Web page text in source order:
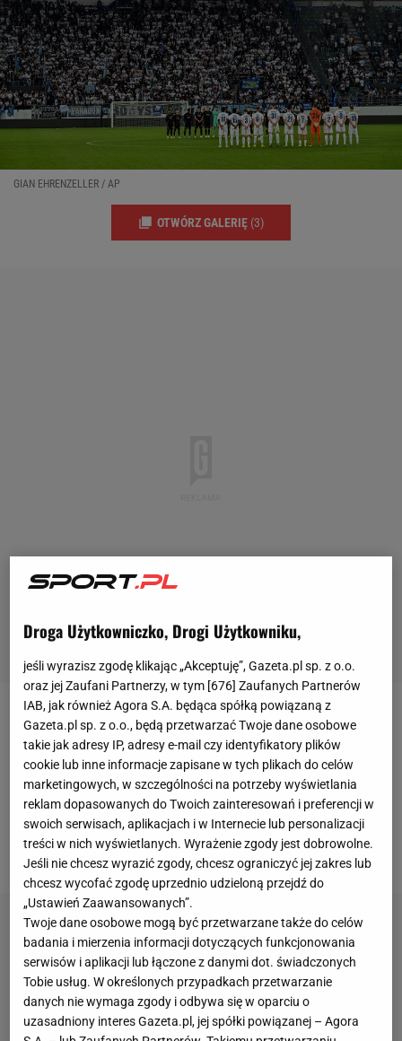
GIAN EHRENZELLER / AP
OTWÓRZ GALERIĘ (3)
"Królowa zmarła po południu w Balmoral. Król i jego
małżonka pozostaną w Balmoral dzisiaj wieczorem i
wrócą do Londynu jutro"- głosi komunikat Pałacu
Buckingham. Wcześniej do szkockiej posiadłości
rodziny królewskiej przybyli członkowie najbliższej
rodziny Elżbiety II - dzieci i wnuki.
Droga Użytkowniczko, Drogi Użytkowniku,
jeśli wyrazisz zgodę klikając „Akceptuję”, Gazeta.pl sp. z o.o.
oraz jej Zaufani Partnerzy, w tym [676] Zaufanych Partnerów
IAB, jak również Agora S.A. będąca spółką powiązaną z
Gazeta.pl sp. z o.o., będą przetwarzać Twoje dane osobowe
takie jak adresy IP, adresy e-mail czy identyfikatory plików
cookie lub inne informacje zapisane w tych plikach do celów
marketingowych, w szczególności na potrzeby wyświetlania
reklam dopasowanych do Twoich zainteresowań i preferencji w
swoich serwisach, aplikacjach i w Internecie lub personalizacji
treści w nich wyświetlanych. Wyrażenie zgody jest dobrowolne.
Jeśli nie chcesz wyrazić zgody, chcesz ograniczyć jej zakres lub
chcesz wycofać zgodę uprzednio udzieloną przejdź do
„Ustawień Zaawansowanych”.
Twoje dane osobowe mogą być przetwarzane także do celów
badania i mierzenia informacji dotyczących funkcjonowania
serwisów i aplikacji lub łączone z danymi dot. świadczonych
Tobie usług. W określonych przypadkach przetwarzanie
danych nie wymaga zgody i odbywa się w oparciu o
uzasadniony interes Gazeta.pl, jej spółki powiązanej – Agora